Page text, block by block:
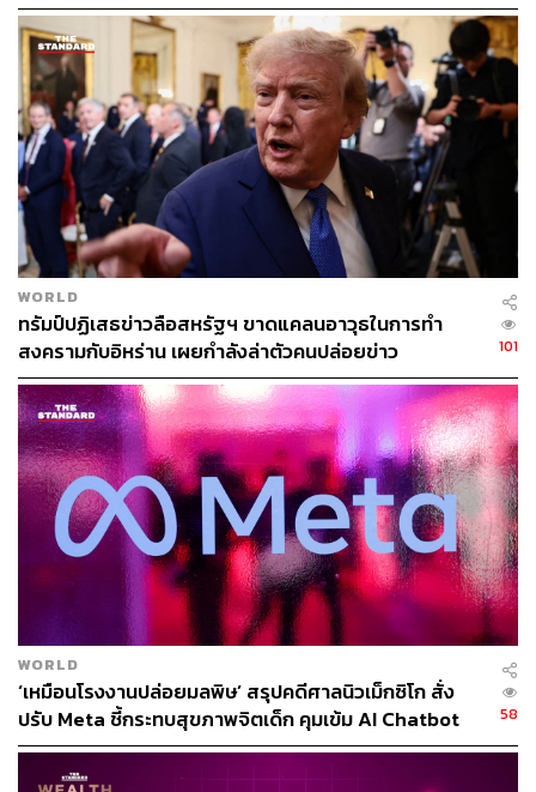
โดยที่ผ่านมา ธพ. ได้ดำเนินการออกตรวจการขาดแคลน
น้ำมันเชื้อเพลิงของสถานีบริการทั้งสิ้น 2,649 แห่ง โดยเจ้า
หน้าที่กรมธุรกิจพลังงาน และสำนักงานพลังงานจังหวัด พบ
ว่า มีการปิดบริการ
เนื่องจากขาดแคลนน้ำมันเชื้อเพลิง จำนวน 247 แห่ง คิดเป็น
9.1% เปิดให้บริการแต่น้ำมันบางชนิดหมด หรือใกล้หมด
1,912 แห่ง คิดเป็น 72.2% และเปิดให้บริการมีน้ำมันเพียงพอ
จำหน่าย 496 แห่ง คิดเป็น 18.7% ซึ่งสาเหตุหลักๆ มาจาก
ความต้องการน้ำมันสูงขึ้น 45.7% ผู้ค้าน้ำมันจัดสรรให้ลดลง
40% รถขนส่งน้ำมันไม่เพียงพอ 7.496 และคลังน้ำมันไม่มี
สินค้า 6.8%
อยู่ระหว่างขอข้อมูลย้อนหลัง
สราวุธ ย้ำว่า ขณะนี้กรมอยู่ระหว่างติดตาม ตรวจสอบข้อมูล
การขนส่งและกระจายน้ำมัน เพื่อรวบรวมแดชบอร์ด พร้อม
บริหารจัดการเร่งกระจายน้ำมันให้เพียงพอต่อความต้องการ
ในทุกพื้นที่อย่างทั่วถึงทั้งประเทศ คาดว่าจะมีความชัดเจน
ภายใน 2 สัปดาห์
“กรมอยู่ระหว่างขอข้อมูลย้อนหลังไปยังโรงกลั่น ผู้ค้ามาตรา
7 (ปั๊มน้ำมัน) และมาตรา 10 (จ็อบเบอร์) ตั้งแต่วันที่ 1 ก.พ.ที่
ผ่านมาจนถึงปัจจุบัน เพื่อตรวจสอบข้อมูลว่าปริมาณน้ำมันใน
ตลาดหายหรือรั่วไหลไปอยู่จุดใดบ้าง ตั้งแต่ต้นทางจนถึงปลาย
WORLD
ทรัมป์ปฏิเสธข่าวลือสหรัฐฯ ขาดแคลนอาวุธในการทำ
สงครามกับอิหร่าน เผยกำลังล่าตัวคนปล่อยข่าว
101
WORLD
‘เหมือนโรงงานปล่อยมลพิษ’ สรุปคดีศาลนิวเม็กซิโก สั่ง
ปรับ Meta ชี้กระทบสุขภาพจิตเด็ก คุมเข้ม AI Chatbot
58